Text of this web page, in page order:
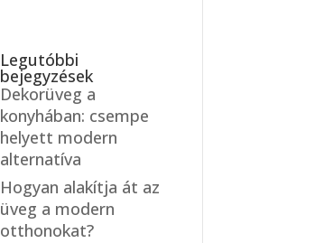
Legutóbbi
bejegyzések
Dekorüveg a
konyhában: csempe
helyett modern
alternatíva
Hogyan alakítja át az
üveg a modern
otthonokat?